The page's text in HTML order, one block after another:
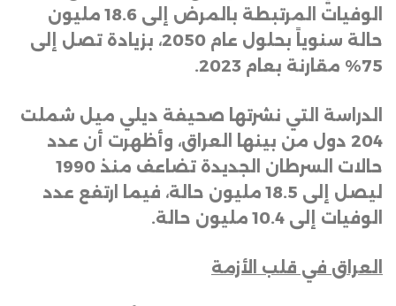
الوفيات المرتبطة بالمرض إلى 18.6 مليون
حالة سنوياً بحلول عام 2050، بزيادة تصل إلى
75% مقارنة بعام 2023
.
الدراسة التي نشرتها صحيفة ديلي ميل شملت
204 دول من بينها العراق، وأظهرت أن عدد
حالات السرطان الجديدة تضاعف منذ 1990
ليصل إلى 18.5 مليون حالة، فيما ارتفع عدد
الوفيات إلى 10.4 مليون حالة
.
العراق في قلب الأزمة